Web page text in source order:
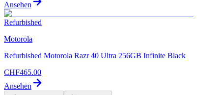
Ansehen
Refurbished
Motorola
Refurbished Motorola Razr 40 Ultra 256GB Infinite Black
CHF465.00
Ansehen